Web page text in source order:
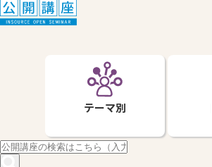
テーマ別